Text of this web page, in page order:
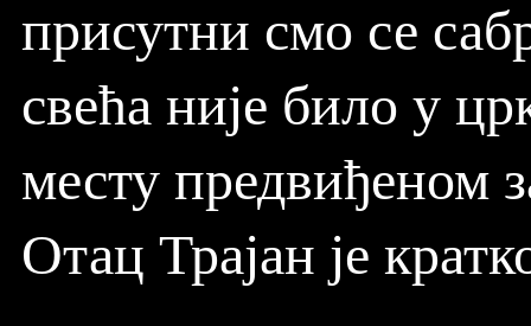
присутни смо се
свећа није било у
месту предвиђеном
Отац Трајан је